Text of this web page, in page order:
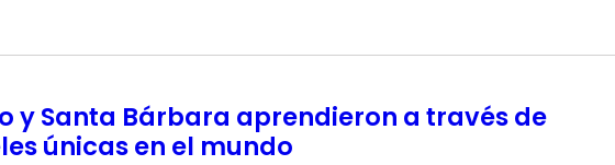
y Santa Bárbara aprendieron a través de
únicas en el mundo